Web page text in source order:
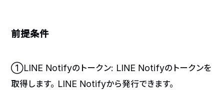
前提条件
①LINE Notifyのトークン: LINE Notifyのトークンを
取得します。LINE Notifyから発行できます。